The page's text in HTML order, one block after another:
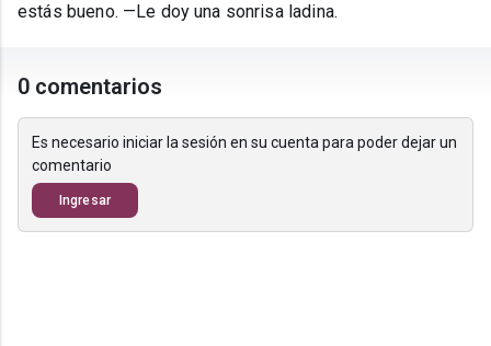
estás bueno. —Le doy una sonrisa ladina.
0 comentarios
Es necesario iniciar la sesión en su cuenta para poder dejar un
comentario
Ingresar